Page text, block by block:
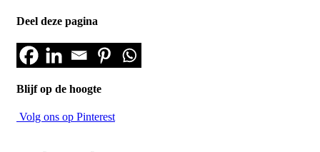
Deel deze pagina
Blijf op de hoogte
Volg ons op Pinterest